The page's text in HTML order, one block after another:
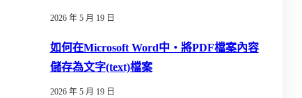
2026 年 5 月 19 日
如何在Microsoft Word中‧將PDF檔案內容
儲存為文字(text)檔案
2026 年 5 月 19 日